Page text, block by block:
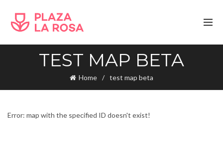
TEST MAP BETA
Home test map beta
Error: map with the specified ID doesn't exist!